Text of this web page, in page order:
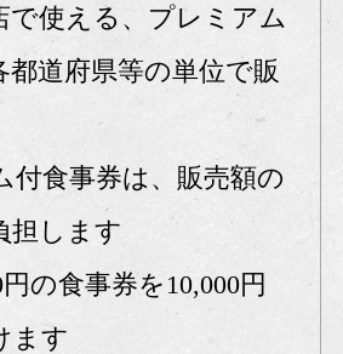
で使える、プレミアム
都道府県等の単位で販
食事券は、販売額の
担します
の食事券を10,000円
ます